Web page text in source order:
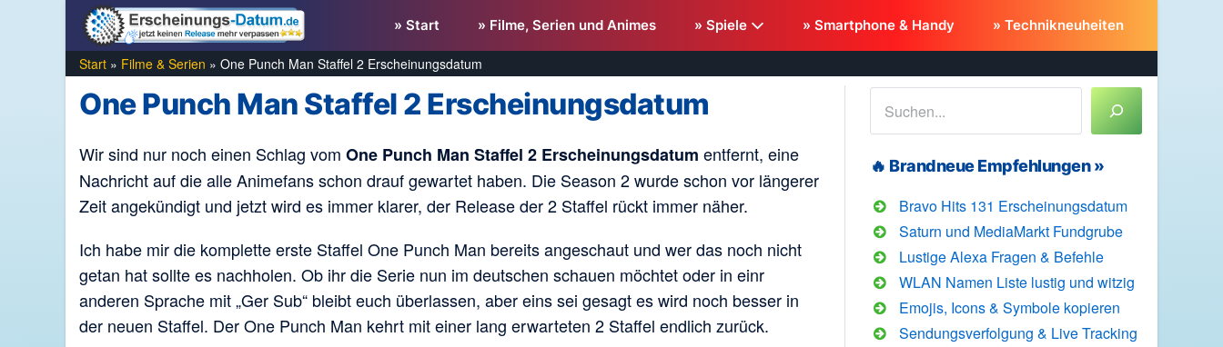
» Start » Filme, Serien und Animes » Spiele » Smartphone & Handy » Technikneuheiten
Start » Filme & Serien » One Punch Man Staffel 2 Erscheinungsdatum
One Punch Man Staffel 2 Erscheinungsdatum
Wir sind nur noch einen Schlag vom One Punch Man Staffel 2 Erscheinungsdatum entfernt, eine
Nachricht auf die alle Animefans schon drauf gewartet haben. Die Season 2 wurde schon vor längerer
Zeit angekündigt und jetzt wird es immer klarer, der Release der 2 Staffel rückt immer näher.
Ich habe mir die komplette erste Staffel One Punch Man bereits angeschaut und wer das noch nicht
getan hat sollte es nachholen. Ob ihr die Serie nun im deutschen schauen möchtet oder in einr
anderen Sprache mit „Ger Sub“ bleibt euch überlassen, aber eins sei gesagt es wird noch besser in
der neuen Staffel. Der One Punch Man kehrt mit einer lang erwarteten 2 Staffel endlich zurück.
🔥 Brandneue Empfehlungen »
Bravo Hits 131 Erscheinungsdatum
Saturn und MediaMarkt Fundgrube
Lustige Alexa Fragen & Befehle
WLAN Namen Liste lustig und witzig
Emojis, Icons & Symbole kopieren
Sendungsverfolgung & Live Tracking